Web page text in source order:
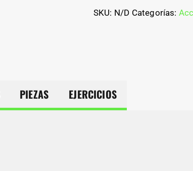
SKU: N/D Categorías:
PIEZAS EJERCICIOS